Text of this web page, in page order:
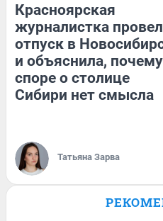
Красноярская
журналистка
отпуск в
и объяснила,
споре о столице
Сибири нет смысла
Татьяна Зарва